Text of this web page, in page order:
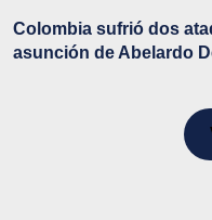
Colombia sufrió dos
asunción de Abelardo